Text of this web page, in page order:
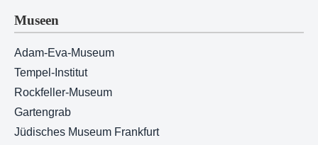
Museen
Adam-Eva-Museum
Tempel-Institut
Rockfeller-Museum
Gartengrab
Jüdisches Museum Frankfurt